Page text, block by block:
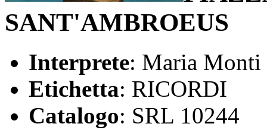
SANT'AMBROEUS
Interprete: Maria Monti
Etichetta: RICORDI
Catalogo: SRL 10244